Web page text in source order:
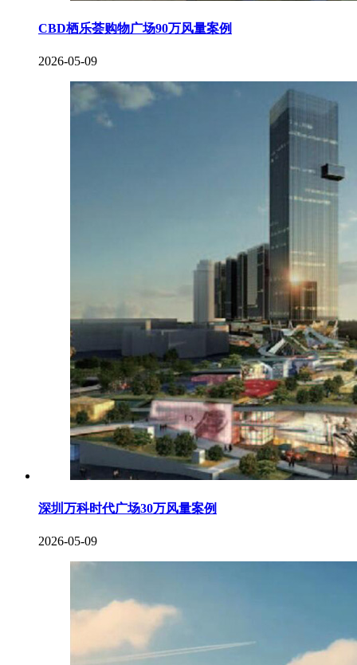
CBD栖乐荟购物广场90万风量案例
2026-05-09
深圳万科时代广场30万风量案例
2026-05-09